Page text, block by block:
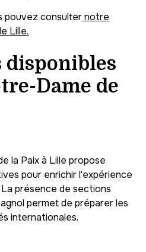
pouvez consulternotre
Lille.
disponibles
Dame de
la Paix à Lille propose
pour enrichir l'expérience
présence de sections
permet de préparer les
internationales.